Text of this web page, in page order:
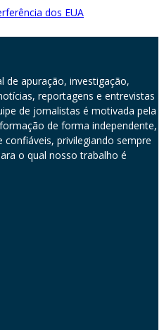
dos EUA
de apuração, investigação,
reportagens e entrevistas
de jornalistas é motivada pela
de forma independente,
privilegiando sempre
o qual nosso trabalho é